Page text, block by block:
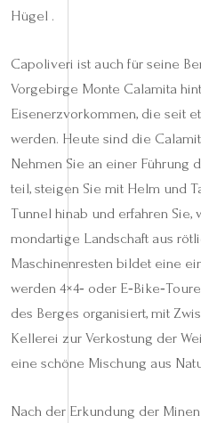
Hügel .
Capoliveri ist auch für seine
Vorgebirge Monte Calamita
Eisenerzvorkommen, die seit
werden. Heute sind die
Nehmen Sie an einer Führung
teil, steigen Sie mit Helm und
Tunnel hinab und erfahren
mondartige Landschaft aus
Maschinenresten bildet eine
werden 4×4‑ oder
des Berges organisiert, mit
Kellerei zur Verkostung der
eine schöne Mischung aus
Nach der Erkundung der